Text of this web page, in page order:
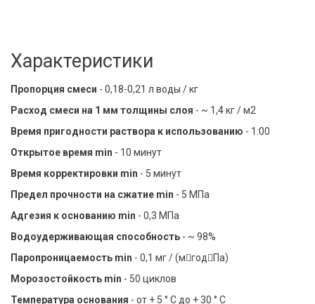
Характеристики
Пропорция смеси - 0,18-0,21 л воды / кг
Расход смеси на 1 мм толщины слоя - ~ 1,4 кг / м2
Время пригодности раствора к использованию - 1:00
Открытое время min - 10 минут
Время корректировки min - 5 минут
Предел прочности на сжатие min - 5 МПа
Адгезия к основанию min - 0,3 МПа
Водоудерживающая способность - ~ 98%
Паропроницаемость min - 0,1 мг / (мгодПа)
Морозостойкость min - 50 циклов
Температура основания - от + 5 ° C до + 30 ° С